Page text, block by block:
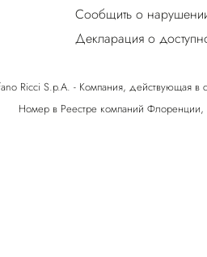
Сообщить о
Декларация о
Ricci S.p.A. - Компания, действующая в
Номер в Реестре компаний